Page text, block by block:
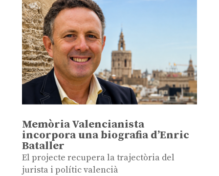
Memòria Valencianista
incorpora una biografia d’Enric
Bataller
El projecte recupera la trajectòria del
jurista i polític valencià